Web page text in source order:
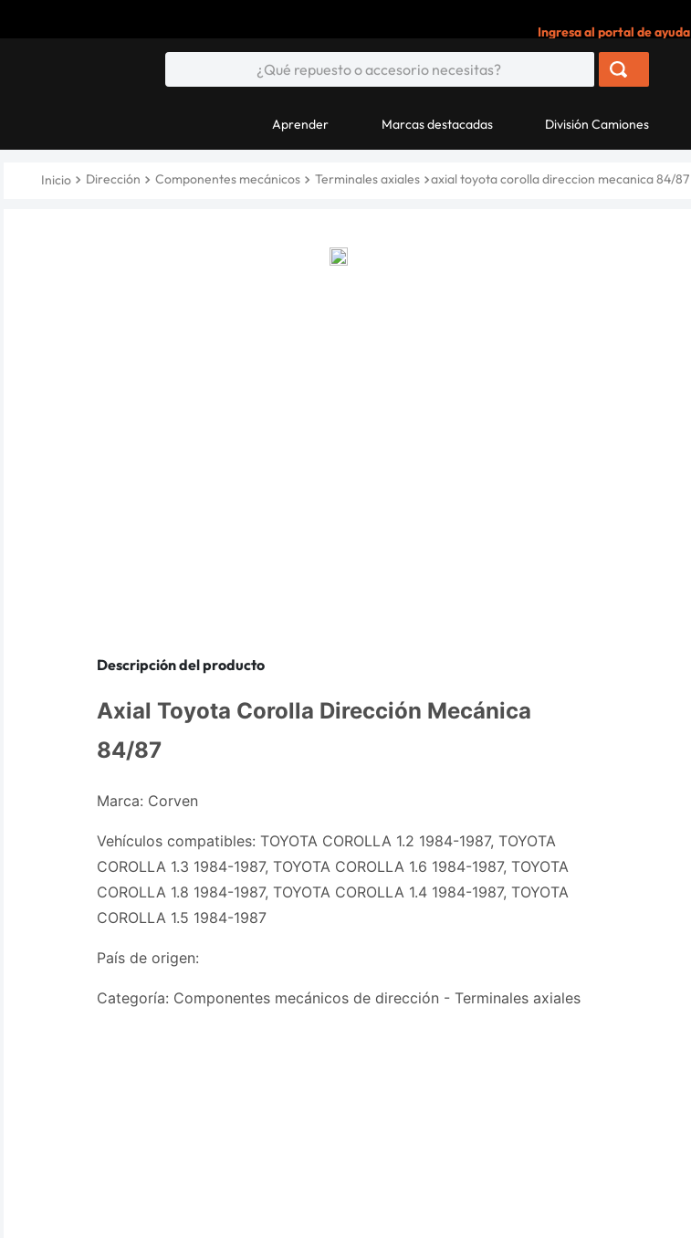
Ingresa al portal de ayuda
Aprender Marcas destacadas División Camiones
Dirección Componentes mecánicos Terminales axiales axial toyota corolla direccion mecanica 84/87
Descripción del producto
Axial Toyota Corolla Dirección Mecánica
84/87
Marca: Corven
Vehículos compatibles: TOYOTA COROLLA 1.2 1984-1987, TOYOTA
COROLLA 1.3 1984-1987, TOYOTA COROLLA 1.6 1984-1987, TOYOTA
COROLLA 1.8 1984-1987, TOYOTA COROLLA 1.4 1984-1987, TOYOTA
COROLLA 1.5 1984-1987
País de origen:
Categoría: Componentes mecánicos de dirección - Terminales axiales